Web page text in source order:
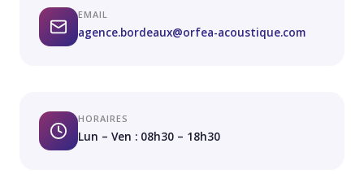
EMAIL
agence.bordeaux@orfea-acoustique.com
HORAIRES
Lun – Ven : 08h30 – 18h30